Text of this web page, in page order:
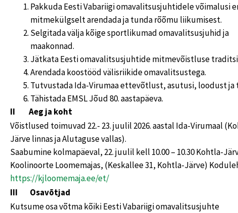
Pakkuda Eesti Vabariigi omavalitsusjuhtidele võimalusi
mitmekülgselt arendada ja tunda rõõmu liikumisest.
Selgitada välja kõige sportlikumad omavalitsusjuhid ja
maakonnad.
Jätkata Eesti omavalitsusjuhtide mitmevõistluse
Arendada koostööd välisriikide omavalitsustega.
Tutvustada Ida-Virumaa ettevõtlust, asutusi, loodust ja
Tähistada EMSL Jõud 80. aastapäeva.
II Aeg ja koht
Võistlused toimuvad 22.- 23. juulil 2026. aastal Ida-Virumaal
Järve linnas ja Alutaguse vallas).
Saabumine kolmapäeval, 22. juulil kell 10.00 – 10.30 Kohtla-
Koolinoorte Loomemajas, (Keskallee 31, Kohtla-Järve)
https://kjloomemaja.ee/et/
III Osavõtjad
Kutsume osa võtma kõiki Eesti Vabariigi omavalitsusjuhte